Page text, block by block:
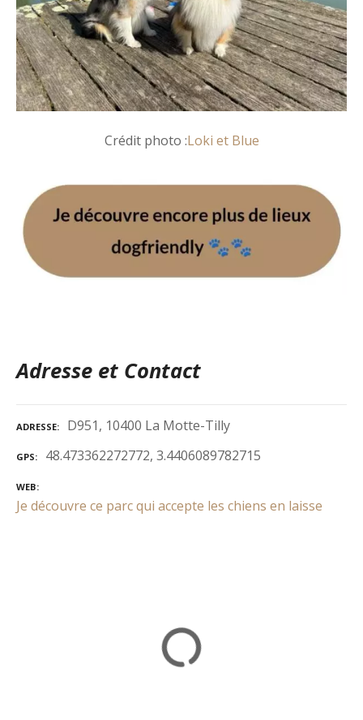
Crédit photo :Loki et Blue
Adresse et Contact
ADRESSE D951, 10400 La Motte-Tilly
GPS 48.473362272772, 3.4406089782715
WEB
Je découvre ce parc qui accepte les chiens en laisse